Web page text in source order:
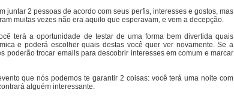
juntar 2 pessoas de acordo com seus perfis, interesses e gostos, mas
muitas vezes não era aquilo que esperavam, e vem a decepção.
terá a oportunidade de testar de uma forma bem divertida quais
e poderá escolher quais destas você quer ver novamente. Se a
poderão trocar emails para descobrir interesses em comum e marcar
que nós podemos te garantir 2 coisas: você terá uma noite com
alguém interessante.